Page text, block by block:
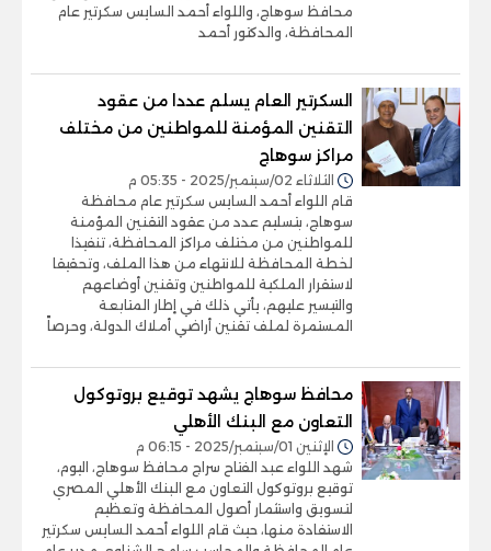
محافظ سوهاج، واللواء أحمد السايس سكرتير عام
المحافظة، والدكتور أحمد
السكرتير العام يسلم عددا من عقود
التقنين المؤمنة للمواطنين من مختلف
مراكز سوهاج
الثلاثاء 02/سبتمبر/2025 - 05:35 م
قام اللواء أحمد السايس سكرتير عام محافظة
سوهاج، بتسليم عدد من عقود التقنين المؤمنة
للمواطنين من مختلف مراكز المحافظة، تنفيذا
لخطة المحافظة للانتهاء من هذا الملف، وتحقيقا
لاستقرار الملكية للمواطنين وتقنين أوضاعهم
والتيسير عليهم، يأتي ذلك في إطار المتابعة
المستمرة لملف تقنين أراضي أملاك الدولة، وحرصاً
محافظ سوهاج يشهد توقيع بروتوكول
التعاون مع البنك الأهلي
الإثنين 01/سبتمبر/2025 - 06:15 م
شهد اللواء عبد الفتاح سراج محافظ سوهاج، اليوم،
توقيع بروتوكول التعاون مع البنك الأهلي المصري
لتسويق واستثمار أصول المحافظة وتعظيم
الاستفادة منها، حيث قام اللواء أحمد السايس سكرتير